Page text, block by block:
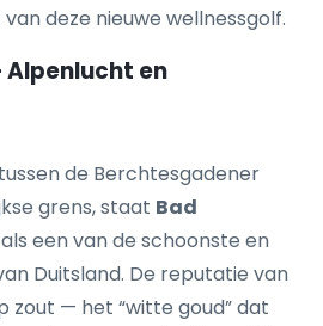
deze nieuwe wellnessgolf.
Alpenlucht en
de Berchtesgadener
grens, staat Bad
een van de schoonste en
Duitsland. De reputatie van
zout — het “witte goud” dat